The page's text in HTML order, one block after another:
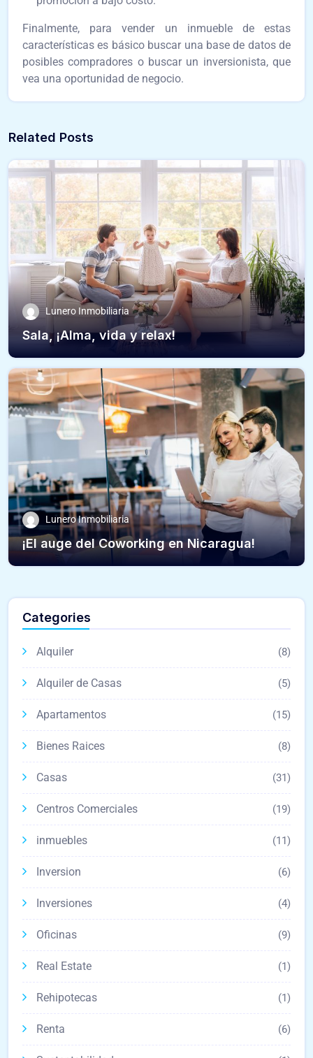
Finalmente, para vender un inmueble de estas
características es básico buscar una base de datos de
posibles compradores o buscar un inversionista, que
vea una oportunidad de negocio.
Related Posts
Lunero Inmobiliaria
Sala, ¡Alma, vida y relax!
Lunero Inmobiliaria
¡El auge del Coworking en Nicaragua!
Categories
Alquiler (8)
Alquiler de Casas (5)
Apartamentos (15)
Bienes Raices (8)
Casas (31)
Centros Comerciales (19)
inmuebles (11)
Inversion (6)
Inversiones (4)
Oficinas (9)
Real Estate (1)
Rehipotecas (1)
Renta (6)